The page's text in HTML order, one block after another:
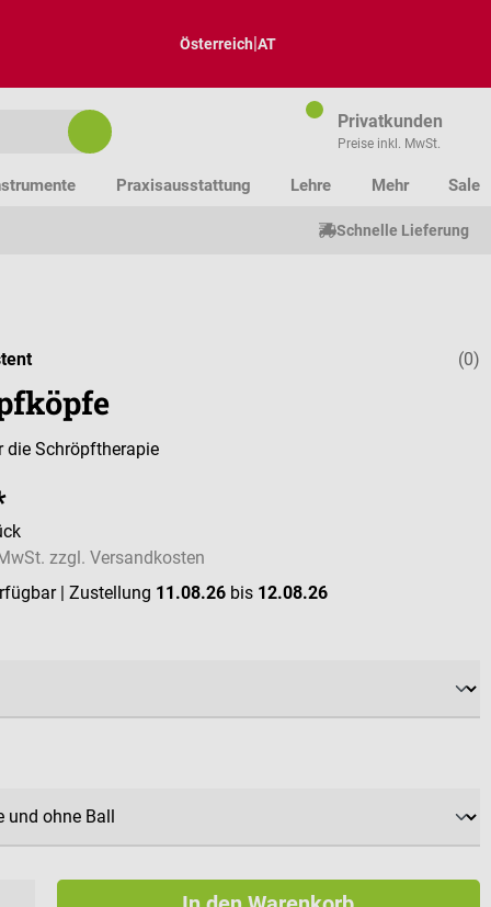
Österreich|AT
Privatkunden
Preise inkl. MwSt.
Praxisausstattung Lehre Mehr Sale
Schnelle Lieferung
(0)
die Schröpftherapie
zzgl. Versandkosten
| Zustellung 11.08.26 bis 12.08.26